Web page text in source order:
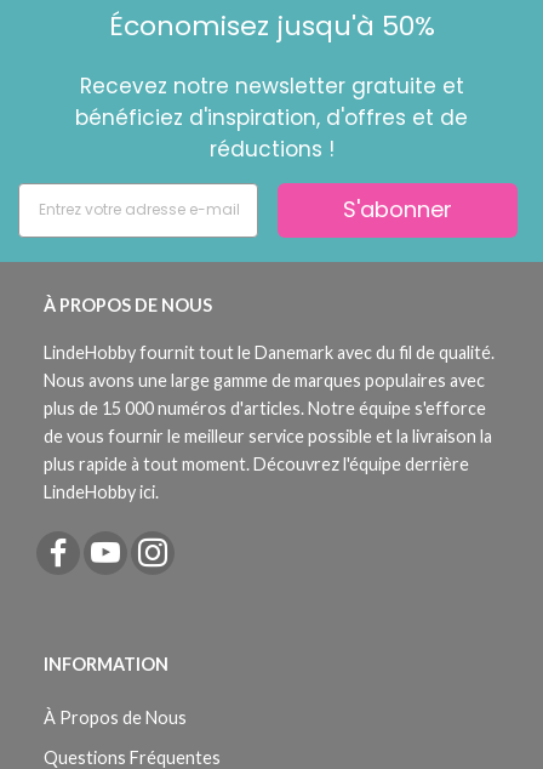
Économisez jusqu'à 50%
Recevez notre newsletter gratuite et
bénéficiez d'inspiration, d'offres et de
réductions !
S'abonner
À PROPOS DE NOUS
LindeHobby fournit tout le Danemark avec du fil de qualité.
Nous avons une large gamme de marques populaires avec
plus de 15 000 numéros d'articles. Notre équipe s'efforce
de vous fournir le meilleur service possible et la livraison la
plus rapide à tout moment. Découvrez l'équipe derrière
LindeHobby ici.
INFORMATION
À Propos de Nous
Questions Fréquentes